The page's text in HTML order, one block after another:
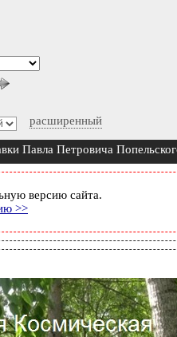
расширенный
Павла Петровича
версию сайта.
>>